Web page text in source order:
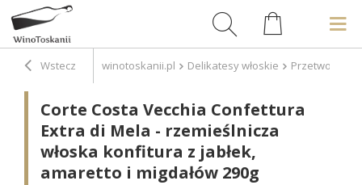
Wstecz winotoskanii.pl Delikatesy włoskie Przetwory
Corte Costa Vecchia Confettura
Extra di Mela - rzemieślnicza
włoska konfitura z jabłek,
amaretto i migdałów 290g